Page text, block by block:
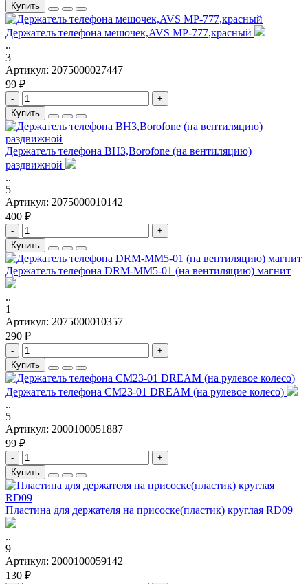
Купить
Держатель телефона мешочек,AVS MP-777,красный
..
3
Артикул: 2075000027447
99 ₽
-
+
Купить
Держатель телефона BH3,Borofone (на вентиляцию)
раздвижной
..
5
Артикул: 2075000010142
400 ₽
-
+
Купить
Держатель телефона DRM-MM5-01 (на вентиляцию) магнит
..
1
Артикул: 2075000010357
290 ₽
-
+
Купить
Держатель телефона CM23-01 DREAM (на рулевое колесо)
..
5
Артикул: 2000100051887
99 ₽
-
+
Купить
Пластина для держателя на присоске(пластик) круглая RD09
..
9
Артикул: 2000100059142
130 ₽